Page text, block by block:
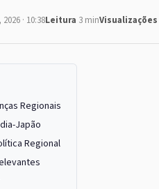
· 10:38Leitura 3 minVisualizações
Regionais
Japão
Regional